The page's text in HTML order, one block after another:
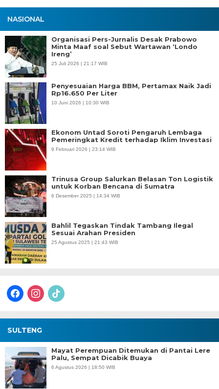
NASIONAL
Organisasi Pers-Jurnalis Desak Prabowo
Minta Maaf soal Sebut Wartawan ‘Londo
Ireng’
25 Juli 2026 | 21:17 WIB
Penyesuaian Harga BBM, Pertamax Naik Jadi
Rp16.650 Per Liter
10 Juni 2026 | 10:30 WIB
Ekonom Untad Soroti Pengaruh Lembaga
Pemeringkat Kredit terhadap Iklim Investasi
9 Februari 2026 | 23:14 WIB
Trinusa Group Salurkan Belasan Ton Logistik
untuk Korban Bencana di Sumatra
6 Desember 2025 | 14:34 WIB
Bahlil Tegaskan Tindak Tambang Ilegal
Sesuai Arahan Presiden
25 Agustus 2025 | 21:43 WIB
facebookinstagram
tiktok
SULTENG
Mayat Perempuan Ditemukan di Pantai Lere
Palu, Sempat Dicabik Buaya
6 Agustus 2026 | 18:50 WIB